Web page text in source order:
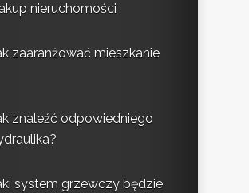
nieruchomości
zaaranżować mieszkanie
znaleźć odpowiedniego
system grzewczy będzie